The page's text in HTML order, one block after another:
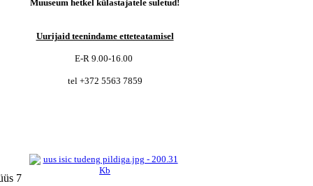
7
Muuseum hetkel külastajatele suletud!
Uurijaid teenindame etteteatamisel
E-R 9.00-16.00
tel +372 5563 7859